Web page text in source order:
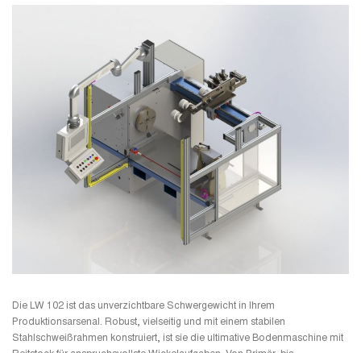
Die LW 102 ist das unverzichtbare Schwergewicht in Ihrem
Produktionsarsenal. Robust, vielseitig und mit einem stabilen
Stahlschweißrahmen konstruiert, ist sie die ultimative Bodenmaschine mit